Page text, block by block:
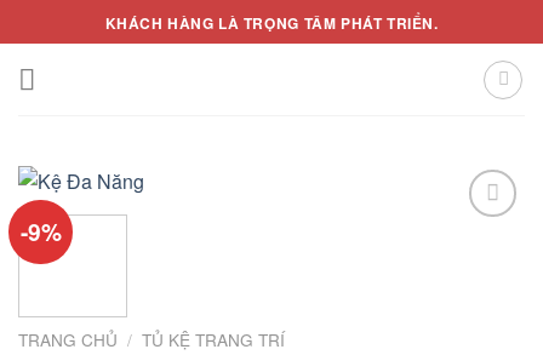
to
content
KHÁCH HÀNG LÀ TRỌNG TÂM PHÁT TRIỂN.
-9%
TRANG CHỦ / TỦ KỆ TRANG TRÍ